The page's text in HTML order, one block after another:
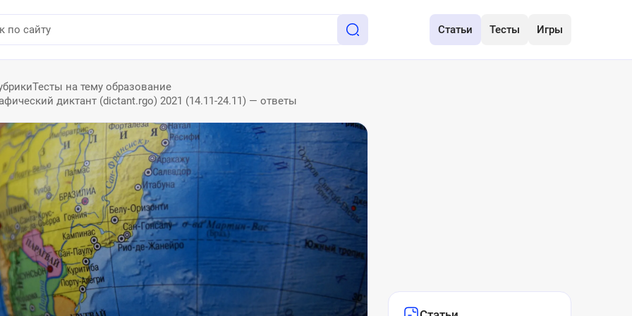
Статьи Тесты Игры
Тесты на тему образование
диктант (dictant.rgo) 2021 (14.11-24.11) — ответы